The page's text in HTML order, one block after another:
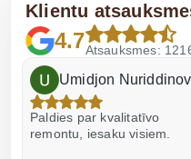
Klientu
4.7Atsauksmes:
Umidjon Nuriddinov
Paldies par kvalitatīvo
remontu, iesaku visiem.